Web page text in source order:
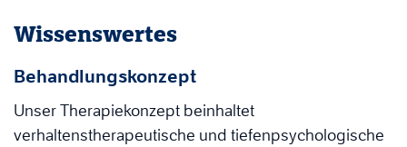
Wissenswertes
Behandlungskonzept
Unser Therapiekonzept beinhaltet
verhaltenstherapeutische und tiefenpsychologische